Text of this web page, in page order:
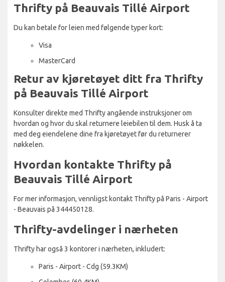
Thrifty på Beauvais Tillé Airport
Du kan betale for leien med følgende typer kort:
Visa
MasterCard
Retur av kjøretøyet ditt fra Thrifty
på Beauvais Tillé Airport
Konsulter direkte med Thrifty angående instruksjoner om
hvordan og hvor du skal returnere leiebilen til dem. Husk å ta
med deg eiendelene dine fra kjøretøyet før du returnerer
nøkkelen.
Hvordan kontakte Thrifty på
Beauvais Tillé Airport
For mer informasjon, vennligst kontakt Thrifty på Paris - Airport
- Beauvais på 344450128.
Thrifty-avdelinger i nærheten
Thrifty har også 3 kontorer i nærheten, inkludert:
Paris - Airport - Cdg (59.3KM)